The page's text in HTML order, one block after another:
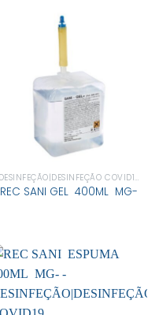
DESINFEÇÃO|DESINFEÇÃO COVID19
REC SANI GEL 400ML MG-